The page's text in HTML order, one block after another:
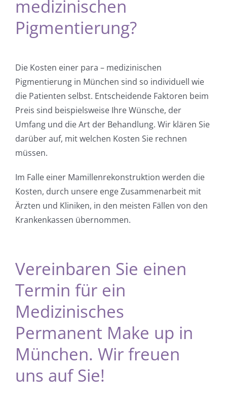
medizinischen
Pigmentierung?
Die Kosten einer para – medizinischen
Pigmentierung in München sind so individuell wie
die Patienten selbst. Entscheidende Faktoren beim
Preis sind beispielsweise Ihre Wünsche, der
Umfang und die Art der Behandlung. Wir klären Sie
darüber auf, mit welchen Kosten Sie rechnen
müssen.
Im Falle einer Mamillenrekonstruktion werden die
Kosten, durch unsere enge Zusammenarbeit mit
Ärzten und Kliniken, in den meisten Fällen von den
Krankenkassen übernommen.
Vereinbaren Sie einen
Termin für ein
Medizinisches
Permanent Make up in
München. Wir freuen
uns auf Sie!